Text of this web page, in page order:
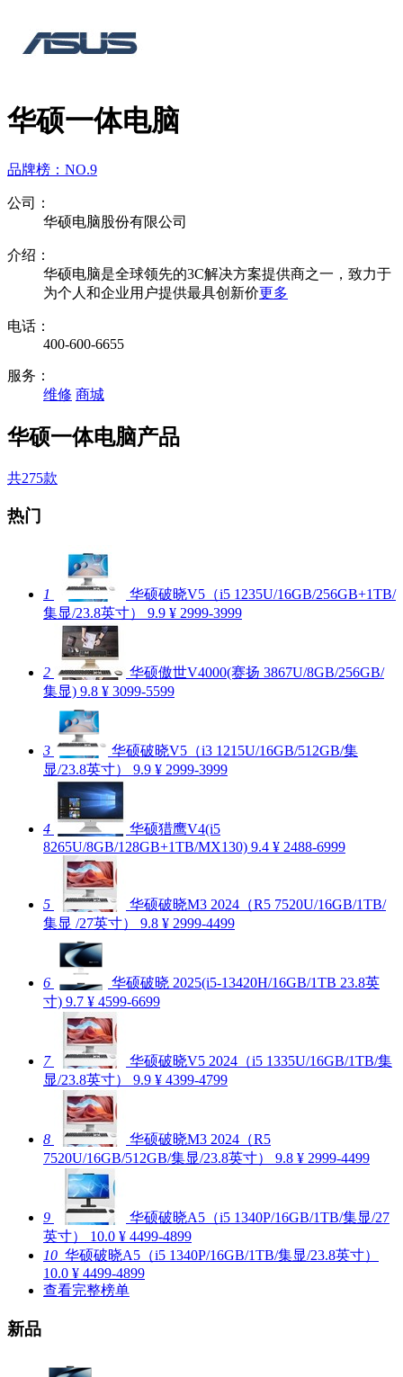
华硕一体电脑
品牌榜： NO.9
公司：
华硕电脑股份有限公司
介绍：
华硕电脑是全球领先的3C解决方案提供商之一，致力于
为个人和企业用户提供最具创新价更多
电话：
400-600-6655
服务：
维修 商城
华硕一体电脑产品
共275款
热门
1
华硕破晓V5（i5 1235U/16GB/256GB+1TB/
集显/23.8英寸）
9.9 ¥ 2999-3999
2
华硕傲世V4000(赛扬 3867U/8GB/256GB/
集显) 9.8 ¥ 3099-5599
3
华硕破晓V5（i3 1215U/16GB/512GB/集
显/23.8英寸）
9.9 ¥ 2999-3999
4
华硕猎鹰V4(i5
8265U/8GB/128GB+1TB/MX130) 9.4 ¥ 2488-6999
5
华硕破晓M3 2024（R5 7520U/16GB/1TB/
集显 /27英寸）
9.8 ¥ 2999-4499
6
华硕破晓 2025(i5-13420H/16GB/1TB 23.8英
寸) 9.7 ¥ 4599-6699
7
华硕破晓V5 2024（i5 1335U/16GB/1TB/集
显/23.8英寸）
9.9 ¥ 4399-4799
8
华硕破晓M3 2024（R5
7520U/16GB/512GB/集显/23.8英寸）
9.8 ¥ 2999-4499
9
华硕破晓A5（i5 1340P/16GB/1TB/集显/27
英寸）
10.0 ¥ 4499-4899
10 华硕破晓A5（i5 1340P/16GB/1TB/集显/23.8英寸）
10.0 ¥ 4499-4899
查看完整榜单
新品